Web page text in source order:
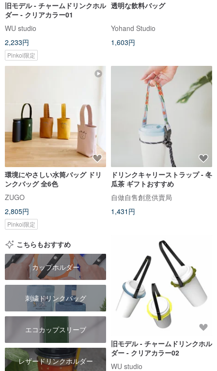
旧モデル - チャームドリンクホル
ダー - クリアカラー01
WU studio
2,233円
Pinkoi限定
透明な飲料バッグ
Yohand Studio
1,603円
環境にやさしい水筒バッグ ドリ
ンクバッグ 全6色
ZUGO
2,805円
Pinkoi限定
ドリンクキャリーストラップ - 冬
瓜茶 ギフトおすすめ
自做自售創意供賣局
1,431円
こちらもおすすめ
カップホルダー
刺繍ドリンクバッグ
エコカップスリーブ
レザードリンクホルダー
旧モデル - チャームドリンクホル
ダー - クリアカラー02
WU studio